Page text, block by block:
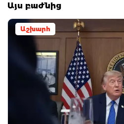
Այս բաժնից
Աշխարհ